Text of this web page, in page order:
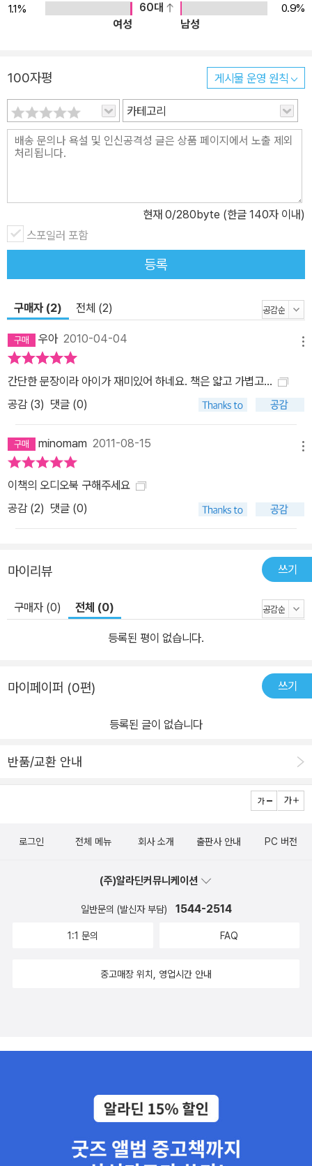
1.1%
60대
0.9%
여성
남성
100자평 게시물 운영 원칙
카테고리
현재 0/280byte (한글 140자 이내)
스포일러 포함
등록
구매자 (2) 전체 (2)
우아2010-04-04
간단한 문장이라 아이가 재미있어 하네요. 책은 얇고 가볍고...
공감 (3) 댓글 (0)
minomam 2011-08-15
이책의 오디오북 구해주세요
공감 (2) 댓글 (0)
마이리뷰 쓰기
구매자 (0) 전체 (0)
등록된 평이 없습니다.
마이페이퍼 (0편) 쓰기
등록된 글이 없습니다
반품/교환 안내
로그인 전체 메뉴 회사 소개 출판사 안내 PC 버전
(주)알라딘커뮤니케이션
일반문의 (발신자 부담) 1544-2514
1:1 문의 FAQ
중고매장 위치, 영업시간 안내